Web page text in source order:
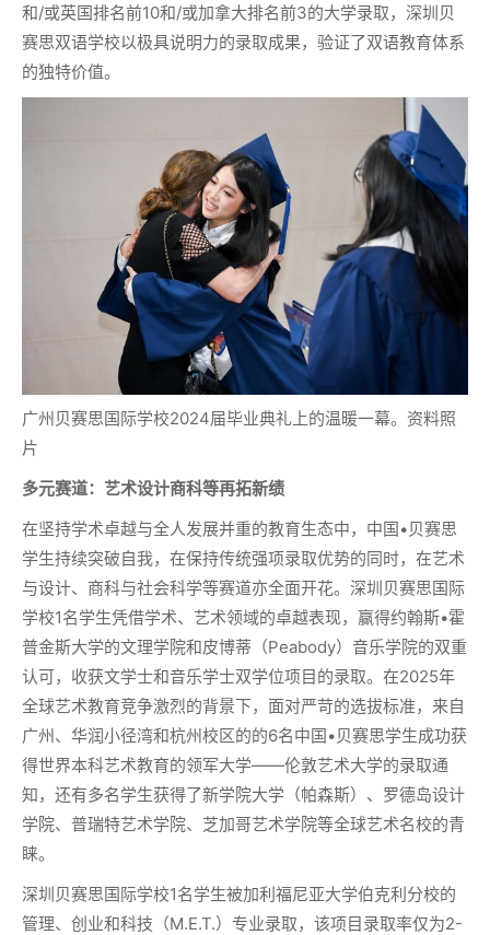
和/或英国排名前10和/或加拿大排名前3的大学录取，深圳贝
赛思双语学校以极具说明力的录取成果，验证了双语教育体系
的独特价值。
广州贝赛思国际学校2024届毕业典礼上的温暖一幕。资料照
片
多元赛道：艺术设计商科等再拓新绩
在坚持学术卓越与全人发展并重的教育生态中，中国•贝赛思
学生持续突破自我，在保持传统强项录取优势的同时，在艺术
与设计、商科与社会科学等赛道亦全面开花。深圳贝赛思国际
学校1名学生凭借学术、艺术领域的卓越表现，赢得约翰斯•霍
普金斯大学的文理学院和皮博蒂（Peabody）音乐学院的双重
认可，收获文学士和音乐学士双学位项目的录取。在2025年
全球艺术教育竞争激烈的背景下，面对严苛的选拔标准，来自
广州、华润小径湾和杭州校区的的6名中国•贝赛思学生成功获
得世界本科艺术教育的领军大学——伦敦艺术大学的录取通
知，还有多名学生获得了新学院大学（帕森斯）、罗德岛设计
学院、普瑞特艺术学院、芝加哥艺术学院等全球艺术名校的青
睐。
深圳贝赛思国际学校1名学生被加利福尼亚大学伯克利分校的
管理、创业和科技（M.E.T.）专业录取，该项目录取率仅为2-